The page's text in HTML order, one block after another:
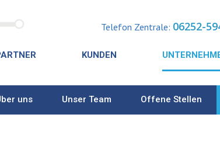
Telefon Zentrale: 06252-
KUNDEN
uns Unser Team Offene Stellen